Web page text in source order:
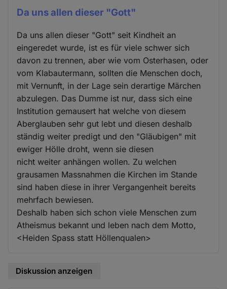
Da uns allen dieser "Gott"
Da uns allen dieser "Gott" seit Kindheit an
eingeredet wurde, ist es für viele schwer sich
davon zu trennen, aber wie vom Osterhasen, oder
vom Klabautermann, sollten die Menschen doch,
mit Vernunft, in der Lage sein derartige Märchen
abzulegen. Das Dumme ist nur, dass sich eine
Institution gemausert hat welche von diesem
Aberglauben sehr gut lebt und diesen deshalb
ständig weiter predigt und den "Gläubigen" mit
ewiger Hölle droht, wenn sie diesen
nicht weiter anhängen wollen. Zu welchen
grausamen Massnahmen die Kirchen im Stande
sind haben diese in ihrer Vergangenheit bereits
mehrfach bewiesen.
Deshalb haben sich schon viele Menschen zum
Atheismus bekannt und leben nach dem Motto,
<Heiden Spass statt Höllenqualen>
Diskussion anzeigen